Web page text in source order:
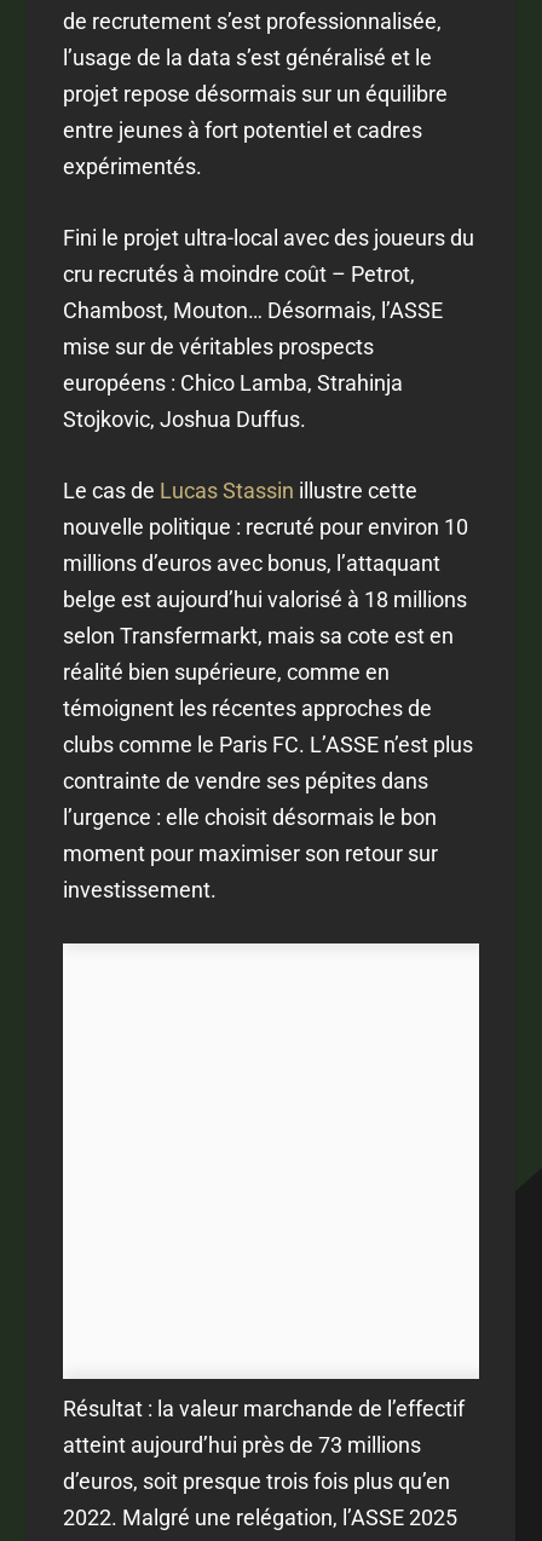
de recrutement s’est professionnalisée,
l’usage de la data s’est généralisé et le
projet repose désormais sur un équilibre
entre jeunes à fort potentiel et cadres
expérimentés.
Fini le projet ultra-local avec des joueurs du
cru recrutés à moindre coût – Petrot,
Chambost, Mouton… Désormais, l’ASSE
mise sur de véritables prospects
européens : Chico Lamba, Strahinja
Stojkovic, Joshua Duffus.
Le cas de Lucas Stassin illustre cette
nouvelle politique : recruté pour environ 10
millions d’euros avec bonus, l’attaquant
belge est aujourd’hui valorisé à 18 millions
selon Transfermarkt, mais sa cote est en
réalité bien supérieure, comme en
témoignent les récentes approches de
clubs comme le Paris FC. L’ASSE n’est plus
contrainte de vendre ses pépites dans
l’urgence : elle choisit désormais le bon
moment pour maximiser son retour sur
investissement.
Résultat : la valeur marchande de l’effectif
atteint aujourd’hui près de 73 millions
d’euros, soit presque trois fois plus qu’en
2022. Malgré une relégation, l’ASSE 2025